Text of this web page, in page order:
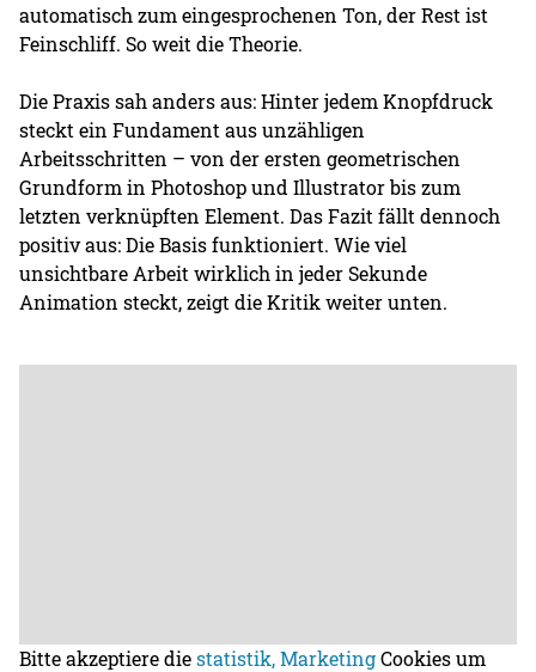
automatisch zum eingesprochenen Ton, der Rest ist
Feinschliff. So weit die Theorie.
Die Praxis sah anders aus: Hinter jedem Knopfdruck
steckt ein Fundament aus unzähligen
Arbeitsschritten – von der ersten geometrischen
Grundform in Photoshop und Illustrator bis zum
letzten verknüpften Element. Das Fazit fällt dennoch
positiv aus: Die Basis funktioniert. Wie viel
unsichtbare Arbeit wirklich in jeder Sekunde
Animation steckt, zeigt die Kritik weiter unten.
Bitte akzeptiere diestatistik, MarketingCookies um